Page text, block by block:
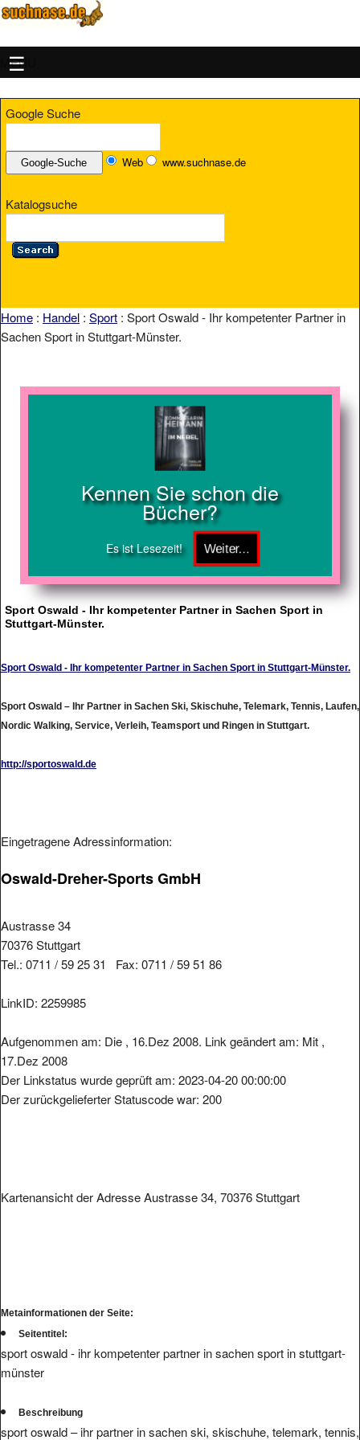
MENU
Google Suche
Web www.suchnase.de
Katalogsuche
Home : Handel : Sport : Sport Oswald - Ihr kompetenter Partner in
Sachen Sport in Stuttgart-Münster.
Kennen Sie schon die
Bücher?
Es ist Lesezeit!
Sport Oswald - Ihr kompetenter Partner in Sachen Sport in
Stuttgart-Münster.
Sport Oswald - Ihr kompetenter Partner in Sachen Sport in Stuttgart-Münster.
Sport Oswald – Ihr Partner in Sachen Ski, Skischuhe, Telemark, Tennis, Laufen,
Nordic Walking, Service, Verleih, Teamsport und Ringen in Stuttgart.
http://sportoswald.de
Eingetragene Adressinformation:
Oswald-Dreher-Sports GmbH
Austrasse 34
70376 Stuttgart
Tel.: 0711 / 59 25 31 Fax: 0711 / 59 51 86
LinkID: 2259985
Aufgenommen am: Die , 16.Dez 2008. Link geändert am: Mit ,
17.Dez 2008
Der Linkstatus wurde geprüft am: 2023-04-20 00:00:00
Der zurückgelieferter Statuscode war: 200
Kartenansicht der Adresse Austrasse 34, 70376 Stuttgart
Metainformationen der Seite:
Seitentitel:
sport oswald - ihr kompetenter partner in sachen sport in stuttgart-
münster
Beschreibung
sport oswald – ihr partner in sachen ski, skischuhe, telemark, tennis,